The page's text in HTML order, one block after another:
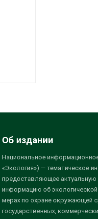
Об издании
Национальное
«Экология») — тематическое
предоставляющее
информацию об экологической
мерах по охране окружающей
государственных,